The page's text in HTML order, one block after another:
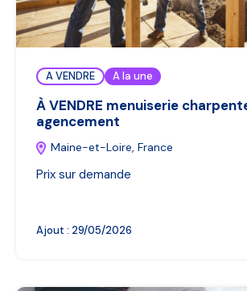
A VENDRE A la une
À VENDRE menuiserie
agencement
Maine-et-Loire, France
Prix sur demande
Ajout : 29/05/2026